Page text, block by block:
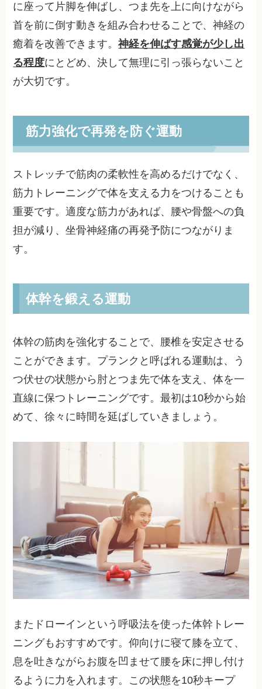
に座って片脚を伸ばし、つま先を上に向けながら
首を前に倒す動きを組み合わせることで、神経の
癒着を改善できます。神経を伸ばす感覚が少し出
る程度にとどめ、決して無理に引っ張らないこと
が大切です。
筋力強化で再発を防ぐ運動
ストレッチで筋肉の柔軟性を高めるだけでなく、
筋力トレーニングで体を支える力をつけることも
重要です。適度な筋力があれば、腰や骨盤への負
担が減り、坐骨神経痛の再発予防につながりま
す。
体幹を鍛える運動
体幹の筋肉を強化することで、腰椎を安定させる
ことができます。プランクと呼ばれる運動は、う
つ伏せの状態から肘とつま先で体を支え、体を一
直線に保つトレーニングです。最初は10秒から始
めて、徐々に時間を延ばしていきましょう。
またドローインという呼吸法を使った体幹トレー
ニングもおすすめです。仰向けに寝て膝を立て、
息を吐きながらお腹を凹ませて腰を床に押し付け
るように力を入れます。この状態を10秒キープ